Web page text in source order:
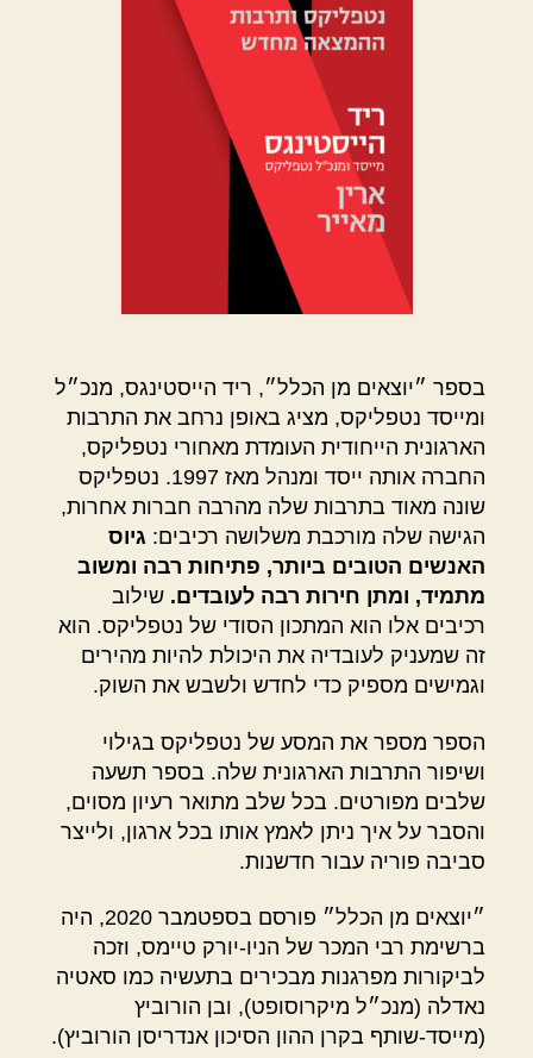
בספר ״יוצאים מן הכלל״, ריד הייסטינגס, מנכ״ל
ומייסד נטפליקס, מציג באופן נרחב את התרבות
הארגונית הייחודית העומדת מאחורי נטפליקס,
החברה אותה ייסד ומנהל מאז 1997. נטפליקס
שונה מאוד בתרבות שלה מהרבה חברות אחרות,
הגישה שלה מורכבת משלושה רכיבים: גיוס
האנשים הטובים ביותר, פתיחות רבה ומשוב
מתמיד, ומתן חירות רבה לעובדים. שילוב
רכיבים אלו הוא המתכון הסודי של נטפליקס. הוא
זה שמעניק לעובדיה את היכולת להיות מהירים
וגמישים מספיק כדי לחדש ולשבש את השוק.
הספר מספר את המסע של נטפליקס בגילוי
ושיפור התרבות הארגונית שלה. בספר תשעה
שלבים מפורטים. בכל שלב מתואר רעיון מסוים,
והסבר על איך ניתן לאמץ אותו בכל ארגון, ולייצר
סביבה פוריה עבור חדשנות.
״יוצאים מן הכלל״ פורסם בספטמבר 2020, היה
ברשימת רבי המכר של הניו-יורק טיימס, וזכה
לביקורות מפרגנות מבכירים בתעשיה כמו סאטיה
נאדלה (מנכ״ל מיקרוסופט), ובן הורוביץ
(מייסד-שותף בקרן ההון הסיכון אנדריסן הורוביץ).